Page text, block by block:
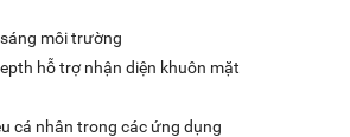
môi trường
hỗ trợ nhận diện khuôn mặt
cá nhân trong các ứng dụng